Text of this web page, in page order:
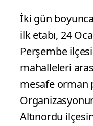
İki gün
ilk etabı, 24
Perşembe
mahalleleri
mesafe orman
Altınordu